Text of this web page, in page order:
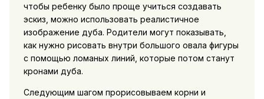
чтобы ребенку было проще учиться создавать
эскиз, можно использовать реалистичное
изображение дуба. Родители могут показывать,
как нужно рисовать внутри большого овала фигуры
с помощью ломаных линий, которые потом станут
кронами дуба.
Следующим шагом прорисовываем корни и